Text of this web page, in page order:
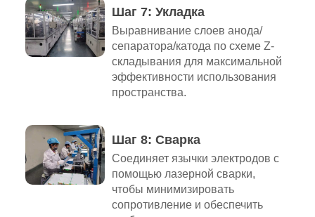
Шаг 7: Укладка
Выравнивание слоев анода/
сепаратора/катода по схеме Z-
складывания для максимальной
эффективности использования
пространства.
Шаг 8: Сварка
Соединяет язычки электродов с
помощью лазерной сварки,
чтобы минимизировать
сопротивление и обеспечить